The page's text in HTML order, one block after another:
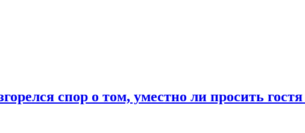
спор о том, уместно ли просить